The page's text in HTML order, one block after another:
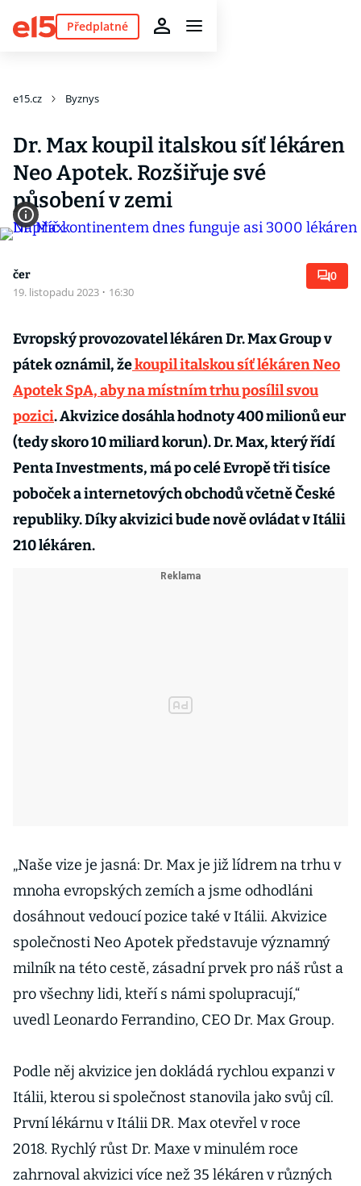
Předplatné
e15.cz Byznys
Dr. Max koupil italskou síť lékáren
Neo Apotek. Rozšiřuje své
působení v zemi
čer
19. listopadu 2023 · 16:30
0
Evropský provozovatel lékáren Dr. Max Group v
pátek oznámil, žekoupil italskou síť lékáren Neo
Apotek SpA, aby na místním trhu posílil svou
pozici. Akvizice dosáhla hodnoty 400 milionů eur
(tedy skoro 10 miliard korun). Dr. Max, který řídí
Penta Investments, má po celé Evropě tři tisíce
poboček a internetových obchodů včetně České
republiky. Díky akvizici bude nově ovládat v Itálii
210 lékáren.
„Naše vize je jasná: Dr. Max je již lídrem na trhu v
mnoha evropských zemích a jsme odhodláni
dosáhnout vedoucí pozice také v Itálii. Akvizice
společnosti Neo Apotek představuje významný
milník na této cestě, zásadní prvek pro náš růst a
pro všechny lidi, kteří s námi spolupracují,“
uvedl Leonardo Ferrandino, CEO Dr. Max Group.
Podle něj akvizice jen dokládá rychlou expanzi v
Itálii, kterou si společnost stanovila jako svůj cíl.
První lékárnu v Itálii DR. Max otevřel v roce
2018. Rychlý růst Dr. Maxe v minulém roce
zahrnoval akvizici více než 35 lékáren v různých